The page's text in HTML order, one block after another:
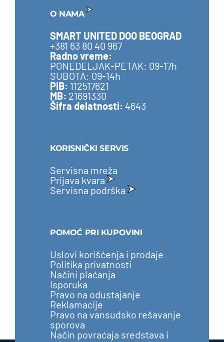
O NAMA
SMART UNITED DOO BEOGRAD
+381 63 80 40 967
Radno vreme:
PONEDELJAK-PETAK: 09-17h
SUBOTA: 09-14h
PIB: 112517621
MB: 21691330
Šifra delatnosti: 4643
KORISNIČKI SERVIS
Servisna mreža
Prijava kvara
Servisna podrška
POMOĆ PRI KUPOVINI
Uslovi korišćenja i prodaje
Politika privatnosti
Načini plaćanja
Isporuka
Pravo na odustajanje
Reklamacije
Pravo na vansudsko rešavanje
sporova
Način povraćaja sredstava i